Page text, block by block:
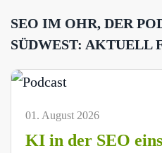
SEO IM OHR, DER
SÜDWEST: AKTUELL
01. August 2026
KI in der SEO